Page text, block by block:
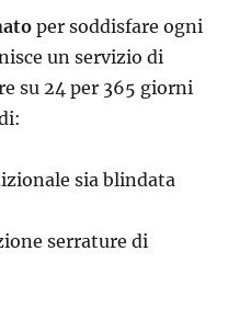
per soddisfare ogni
un servizio di
su 24 per 365 giorni
sia blindata
serrature di